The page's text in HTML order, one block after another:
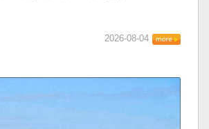
2026-08-04